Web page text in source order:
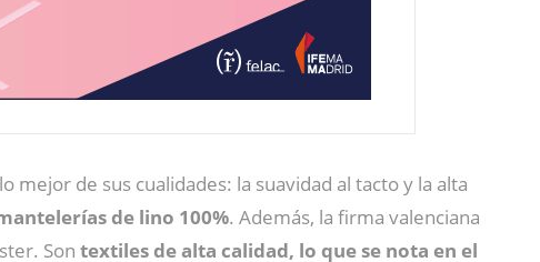
mejor de sus cualidades: la suavidad al tacto y la alta
de lino 100%. Además, la firma valenciana
Son textiles de alta calidad, lo que se nota en el